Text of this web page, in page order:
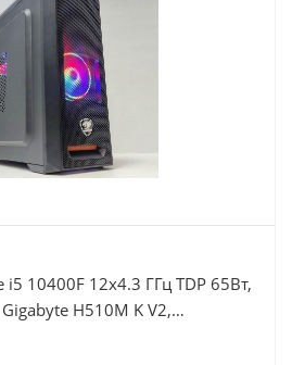
i5 10400F 12x4.3 ГГц TDP 65Вт,
H510M K V2,
12Гб, Память DDR4 32Gb,